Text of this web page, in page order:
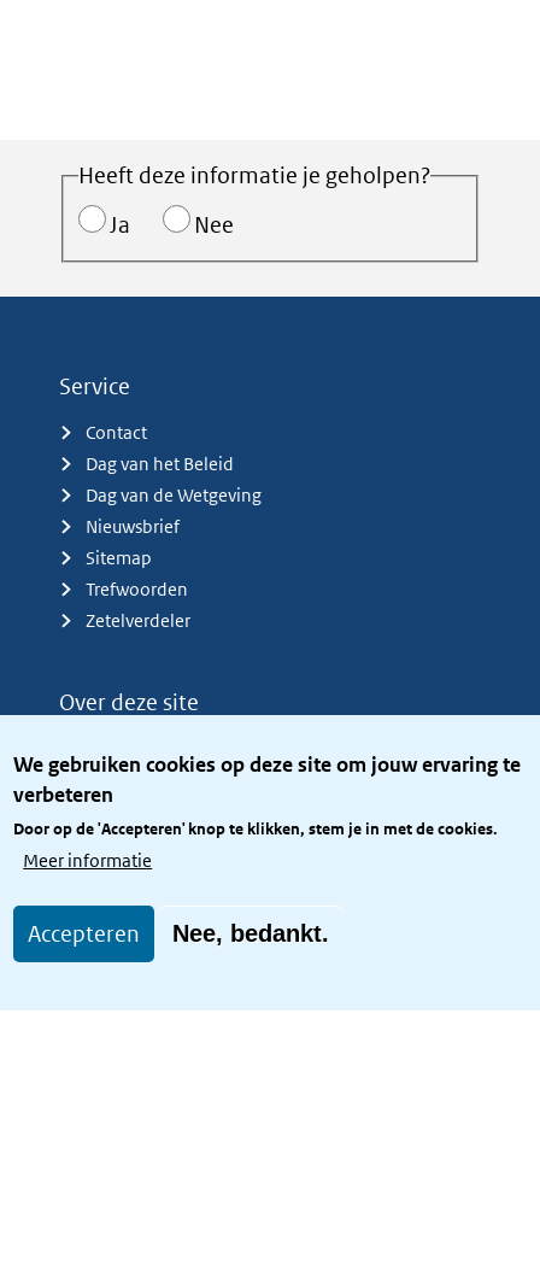
We gebruiken cookies op deze site om jouw ervaring te
verbeteren
Door op de 'Accepteren' knop te klikken, stem je in met de cookies.
Meer informatie
Accepteren Nee, bedankt.
Heeft deze informatie je geholpen?
Ja
Nee
Service
Contact
Dag van het Beleid
Dag van de Wetgeving
Nieuwsbrief
Sitemap
Trefwoorden
Zetelverdeler
Over deze site
Privacy
Toegang site openbaar
Toegankelijkheid